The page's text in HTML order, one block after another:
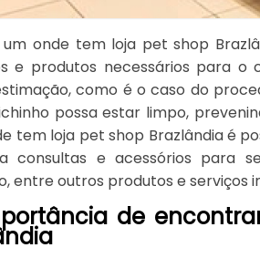
onde tem loja pet shop
e produtos necessários para
como é o caso do
possa estar limpo,
tem loja pet shop Brazlândia é
consultas e acessórios para
entre outros produtos e serviços
de